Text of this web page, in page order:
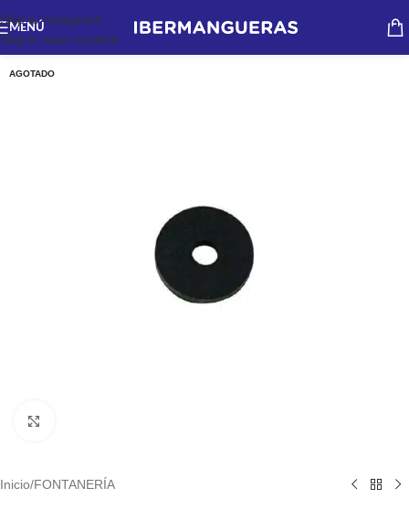
Skip to navigation
Skip to main content
MENÚ
AGOTADO
Inicio/FONTANERÍA